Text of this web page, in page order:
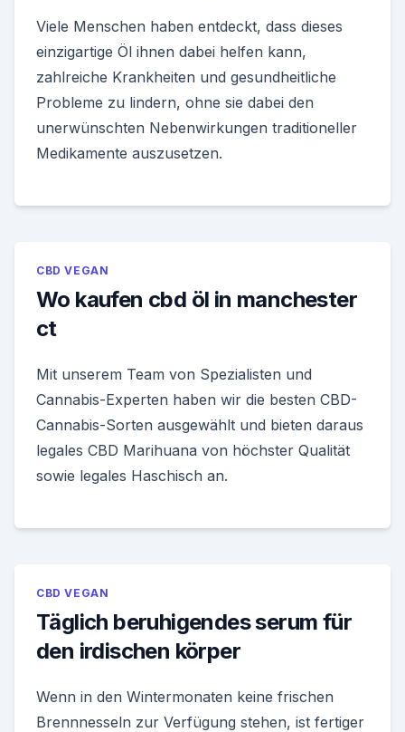
Viele Menschen haben entdeckt, dass dieses
einzigartige Öl ihnen dabei helfen kann,
zahlreiche Krankheiten und gesundheitliche
Probleme zu lindern, ohne sie dabei den
unerwünschten Nebenwirkungen traditioneller
Medikamente auszusetzen.
CBD VEGAN
Wo kaufen cbd öl in manchester
ct
Mit unserem Team von Spezialisten und
Cannabis-Experten haben wir die besten CBD-
Cannabis-Sorten ausgewählt und bieten daraus
legales CBD Marihuana von höchster Qualität
sowie legales Haschisch an.
CBD VEGAN
Täglich beruhigendes serum für
den irdischen körper
Wenn in den Wintermonaten keine frischen
Brennnesseln zur Verfügung stehen, ist fertiger